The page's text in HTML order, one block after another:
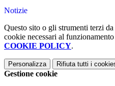
Notizie
Questo sito o gli strumenti terzi
cookie necessari al
COOKIE POLICY.
Personalizza Rifiuta tutti i
Gestione cookie